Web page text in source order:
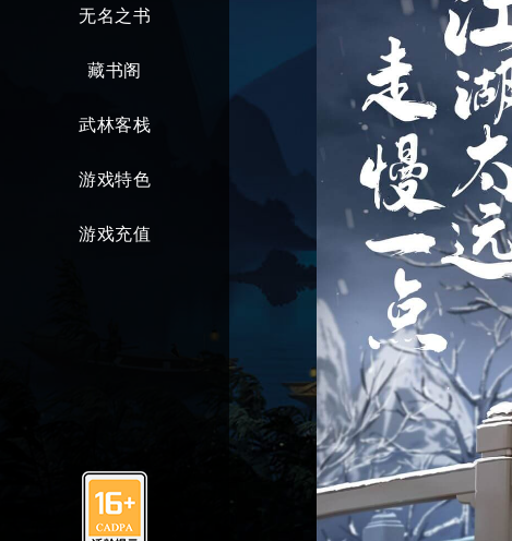
无名之书
藏书阁
武林客栈
游戏特色
游戏充值